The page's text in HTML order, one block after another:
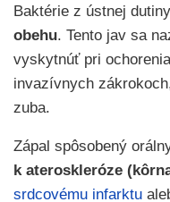
Baktérie z ústnej
obehu. Tento jav sa
vyskytnúť pri
invazívnych
zuba.
Zápal spôsobený
k ateroskleróze
srdcovému infarktu